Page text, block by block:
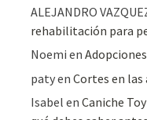
ALEJANDRO
rehabilitación para
Noemi en
patyenCortes en
Isabel enCaniche